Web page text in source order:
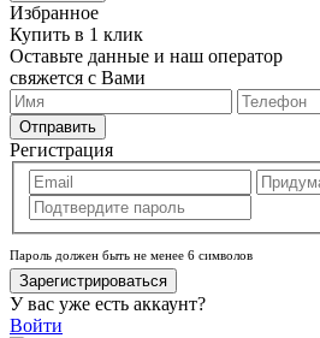
Избранное
Купить в 1 клик
Оставьте данные и наш оператор
свяжется с Вами
Отправить
Регистрация
Пароль должен быть не менее 6 символов
Зарегистрироваться
У вас уже есть аккаунт?
Войти